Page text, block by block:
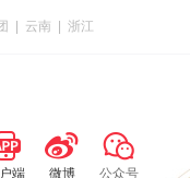
云南 浙江
端 微博 公众号